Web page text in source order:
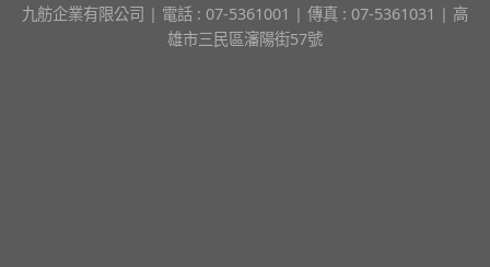
九舫企業有限公司 | 電話 : 07-5361001 | 傳真 : 07-5361031 | 高
雄市三民區瀋陽街57號